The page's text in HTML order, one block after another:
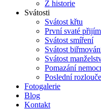
Z historie
Svátosti
Svátost křtu
První svaté
Svátost smíření
Svátost
Svátost
Pomazání
Poslední
Fotogalerie
Blog
Kontakt